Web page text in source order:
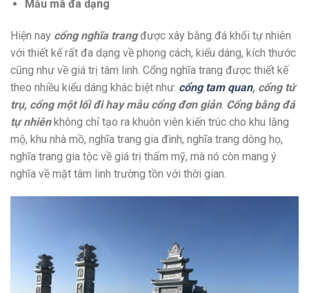
Mẫu mã đa dạng
Hiện nay cổng nghĩa trangđược xây bằng đá khối tự nhiên
với thiết kế rất đa dạng về phong cách, kiểu dáng, kích thước
cũng như về giá trị tâm linh. Cổng nghĩa trang được thiết kế
theo nhiều kiểu dáng khác biệt như: cổng tam quan, cổng tứ
trụ, cổng một lối đi hay mẫu cổng đơn giản. Cổng bằng đá
tự nhiênkhông chỉ tạo ra khuôn viên kiến trúc cho khu lăng
mộ, khu nhà mồ, nghĩa trang gia đình, nghĩa trang dòng họ,
nghĩa trang gia tộc về giá trị thẩm mỹ, mà nó còn mang ý
nghĩa về mặt tâm linh trường tồn với thời gian.